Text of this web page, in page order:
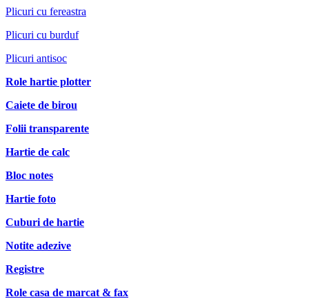
Plicuri cu fereastra
Plicuri cu burduf
Plicuri antisoc
Role hartie plotter
Caiete de birou
Folii transparente
Hartie de calc
Bloc notes
Hartie foto
Cuburi de hartie
Notite adezive
Registre
Role casa de marcat & fax